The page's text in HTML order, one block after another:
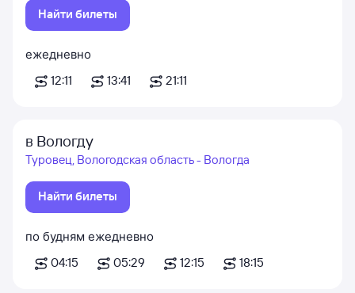
Найти билеты
ежедневно
12:11
13:41 21:11
в Вологду
Туровец, Вологодская область - Вологда
Найти билеты
по будням
04:15
ежедневно
05:29
12:15 18:15